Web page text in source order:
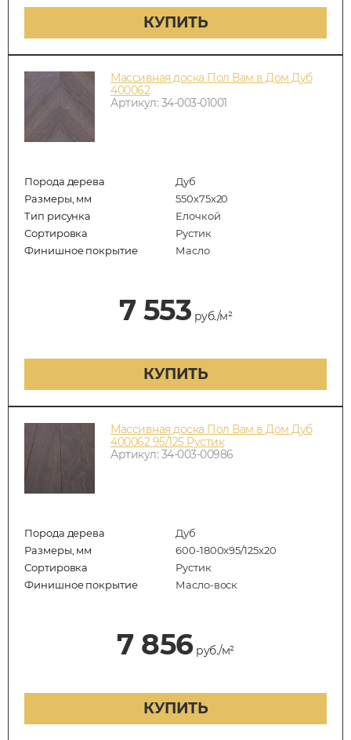
КУПИТЬ
Массивная доска Пол Вам в Дом Дуб
400062
Артикул: 34-003-01001
Порода дерева
Дуб
Размеры, мм
550x75x20
Тип рисунка
Елочкой
Сортировка
Рустик
Финишное покрытие
Масло
7 553 руб./м²
КУПИТЬ
Массивная доска Пол Вам в Дом Дуб
400062 95/125 Рустик
Артикул: 34-003-00986
Порода дерева
Дуб
Размеры, мм
600-1800x95/125x20
Сортировка
Рустик
Финишное покрытие
Масло-воск
7 856руб./м²
КУПИТЬ